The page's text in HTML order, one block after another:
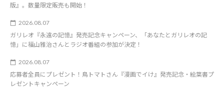
版』。数量限定販売も開始！
2026.08.07
ガリレオ『永遠の記憶』発売記念キャンペーン、「あなたとガリレオの記
憶」に福山雅治さんとラジオ番組の参加が決定！
2026.08.07
応募者全員にプレゼント！鳥トマトさん『漫画でイけ』発売記念・絵葉書プ
レゼントキャンペーン